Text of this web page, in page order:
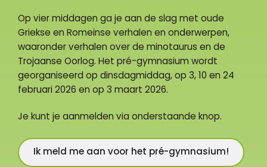
Op vier middagen ga je aan de slag met oude
Griekse en Romeinse verhalen en onderwerpen,
waaronder verhalen over de minotaurus en de
Trojaanse Oorlog. Het pré-gymnasium wordt
georganiseerd op dinsdagmiddag, op 3, 10 en 24
februari 2026 en op 3 maart 2026.
Je kunt je aanmelden via onderstaande knop.
Ik meld me aan voor het pré-gymnasium!